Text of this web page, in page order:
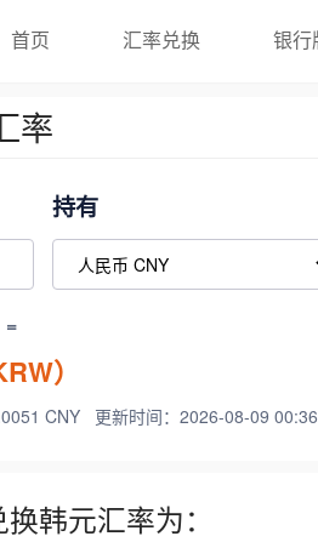
首页 汇率兑换 银行
率
持有
=
）
CNY 更新时间：2026-08-09
韩元汇率为：